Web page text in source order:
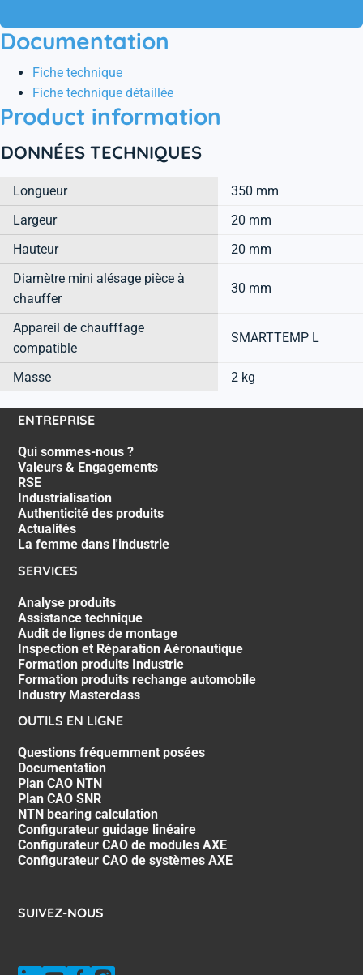
Documentation
Fiche technique
Fiche technique détaillée
Product information
DONNÉES TECHNIQUES
Longueur
350 mm
Largeur
20 mm
Hauteur
20 mm
Diamètre mini alésage pièce à
chauffer
30 mm
Appareil de chaufffage
compatible
SMARTTEMP L
Masse 2 kg
ENTREPRISE
Qui sommes-nous ?
Valeurs & Engagements
RSE
Industrialisation
Authenticité des produits
Actualités
La femme dans l'industrie
SERVICES
Analyse produits
Assistance technique
Audit de lignes de montage
Inspection et Réparation Aéronautique
Formation produits Industrie
Formation produits rechange automobile
Industry Masterclass
OUTILS EN LIGNE
Questions fréquemment posées
Documentation
Plan CAO NTN
Plan CAO SNR
NTN bearing calculation
Configurateur guidage linéaire
Configurateur CAO de modules AXE
Configurateur CAO de systèmes AXE
SUIVEZ-NOUS